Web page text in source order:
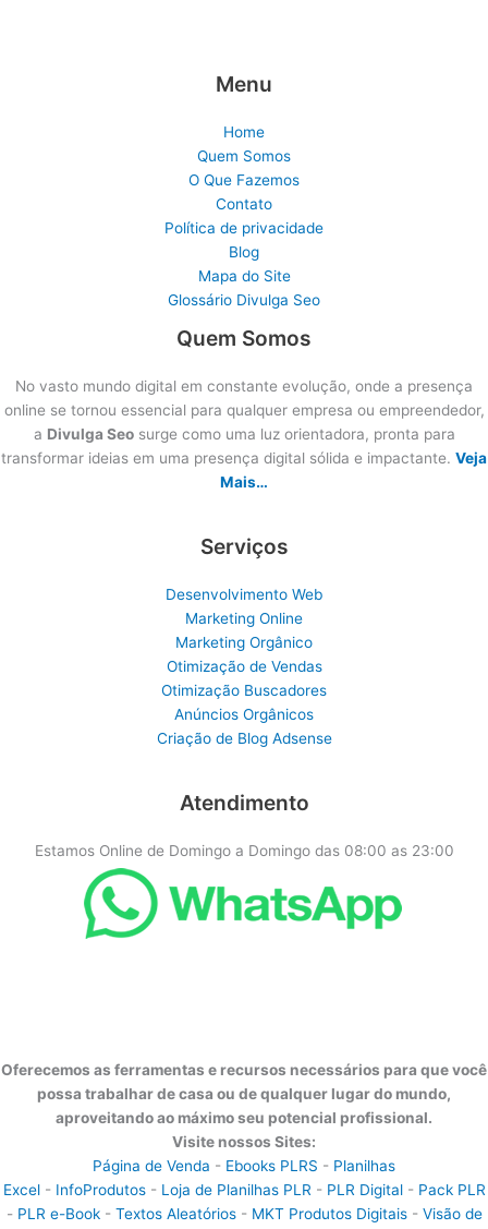
Menu
Home
Quem Somos
O Que Fazemos
Contato
Política de privacidade
Blog
Mapa do Site
Glossário Divulga Seo
Quem Somos
No vasto mundo digital em constante evolução, onde a presença
online se tornou essencial para qualquer empresa ou empreendedor,
a Divulga Seosurge como uma luz orientadora, pronta para
transformar ideias em uma presença digital sólida e impactante. Veja
Mais…
Serviços
Desenvolvimento Web
Marketing Online
Marketing Orgânico
Otimização de Vendas
Otimização Buscadores
Anúncios Orgânicos
Criação de Blog Adsense
Atendimento
Estamos Online de Domingo a Domingo das 08:00 as 23:00
Oferecemos as ferramentas e recursos necessários para que você
possa trabalhar de casa ou de qualquer lugar do mundo,
aproveitando ao máximo seu potencial profissional.
Visite nossos Sites:
Página de Venda - Ebooks PLRS - Planilhas
Excel- InfoProdutos- Loja de Planilhas PLR - PLR Digital- Pack PLR
- PLR e-Book- Textos Aleatórios- MKT Produtos Digitais- Visão de